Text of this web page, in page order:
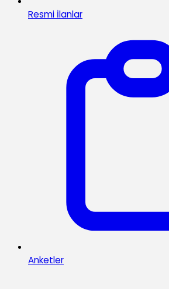
Resmi İlanlar
Anketler